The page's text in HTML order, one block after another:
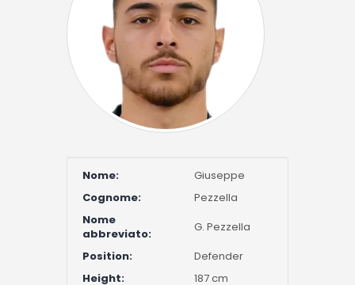
Nome:
Giuseppe
Cognome:
Pezzella
Nome
abbreviato:
G. Pezzella
Position:
Defender
Height:
187 cm